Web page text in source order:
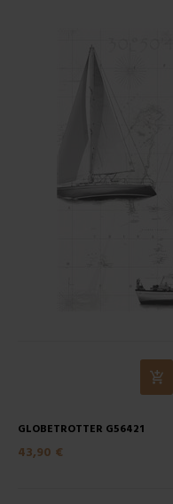
GLOBETROTTER G56421
43,90 €